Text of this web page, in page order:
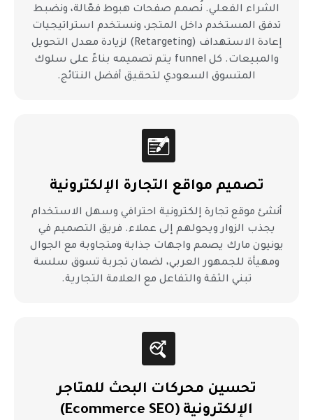
الشراء الفعلي. نُصمم صفحات هبوط فعّالة، ونضبط
تدفق المستخدم داخل المتجر، ونستخدم استراتيجيات
إعادة الاستهداف (Retargeting) لزيادة معدل التحويل
والمبيعات. كل funnel يتم تصميمه بناءً على سلوك
المتسوق السعودي لتحقيق أفضل النتائج.
تصميم مواقع التجارة الإلكترونية
أنشئ موقع تجارة إلكترونية احترافي وسهل الاستخدام
يجذب الزوار ويحولهم إلى عملاء. فريق التصميم في
يونيون مارك يصمم واجهات جذابة ومتجاوبة مع الجوال
ومهيأة للجمهور العربي، لضمان تجربة تسوق سلسة
تبني الثقة والتفاعل مع العلامة التجارية.
تحسين محركات البحث للمتاجر
الإلكترونية (Ecommerce SEO)